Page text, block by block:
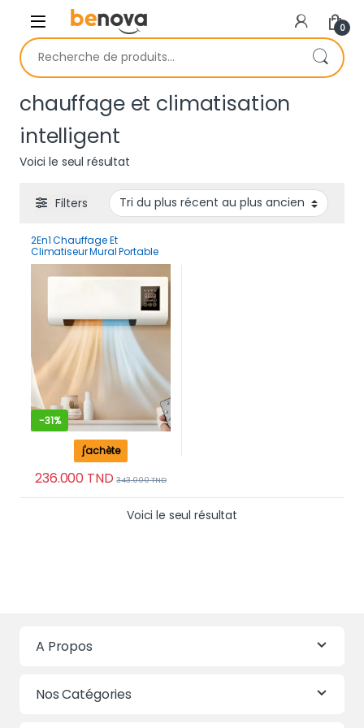
Skip to navigation
Skip to content
0
Recherche pour :
chauffage et climatisation
intelligent
Voici le seul résultat
Filters
2En1 Chauffage Et
Climatiseur Mural Portable
Intelligent Avec
Télécommande Et Ecran
-31%
236.000 TND 343.000TND
j'achète
Voici le seul résultat
A Propos
Nos Catégories